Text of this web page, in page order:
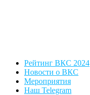
Рейтинг ВКС 2024
Новости о ВКС
Мероприятия
Наш Telegram